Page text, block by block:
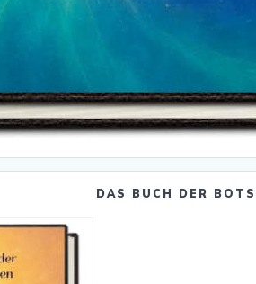
DAS BUCH DER